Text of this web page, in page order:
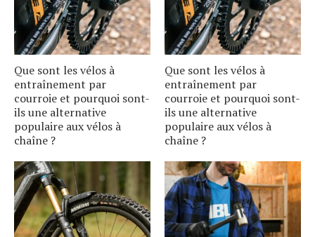
Que sont les vélos à
entraînement par
courroie et pourquoi sont-
ils une alternative
populaire aux vélos à
chaîne ?
Que sont les vélos à
entraînement par
courroie et pourquoi sont-
ils une alternative
populaire aux vélos à
chaîne ?